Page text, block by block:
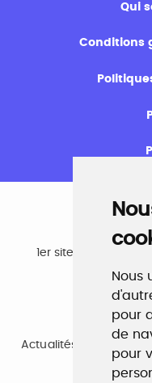
Nous
pour
de
pour
Qui
Conditions
1er site emploi du
Actualités, guide et